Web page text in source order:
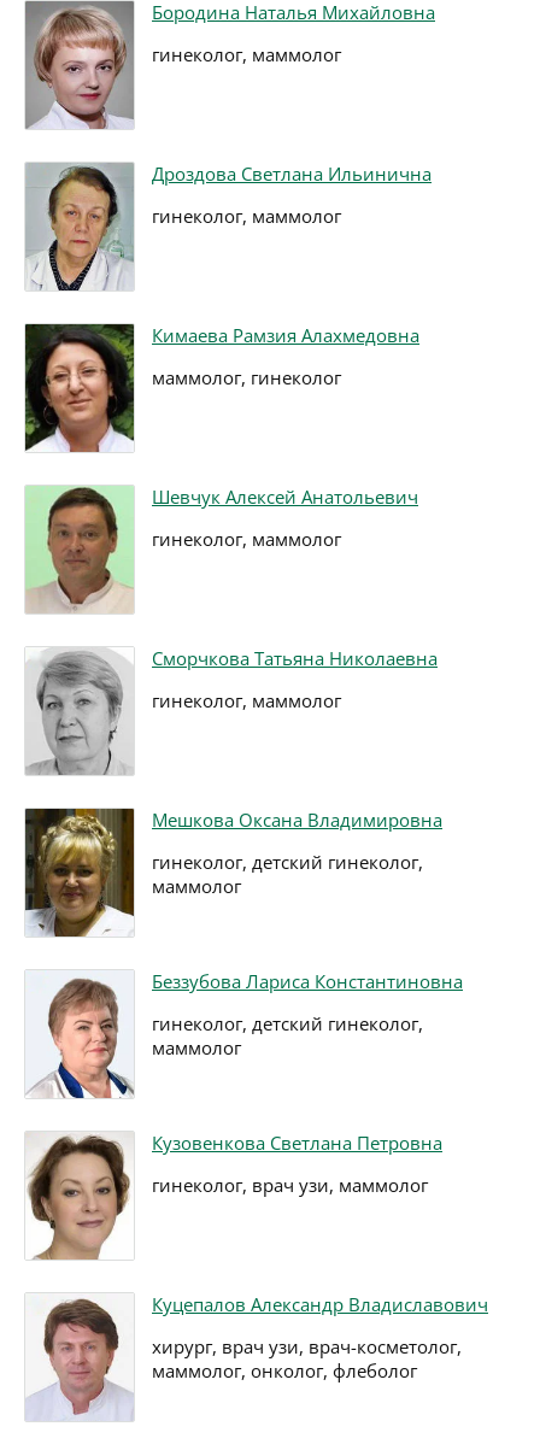
Бородина Наталья Михайловна
гинеколог, маммолог
Дроздова Светлана Ильинична
гинеколог, маммолог
Кимаева Рамзия Алахмедовна
маммолог, гинеколог
Шевчук Алексей Анатольевич
гинеколог, маммолог
Сморчкова Татьяна Николаевна
гинеколог, маммолог
Мешкова Оксана Владимировна
гинеколог, детский гинеколог,
маммолог
Беззубова Лариса Константиновна
гинеколог, детский гинеколог,
маммолог
Кузовенкова Светлана Петровна
гинеколог, врач узи, маммолог
Куцепалов Александр Владиславович
хирург, врач узи, врач-косметолог,
маммолог, онколог, флеболог